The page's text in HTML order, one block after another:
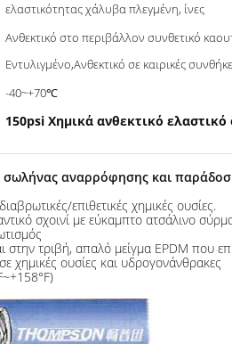
ελαστικότητας χάλυβα πλεγμένη, ίνες
Ανθεκτικό στο περιβάλλον συνθετικό
Εντυλιγμένο,Ανθεκτικό σε καιρικές
-40~+70℃
150psi Χημικά ανθεκτικό
σωλήνας αναρρόφησης και
επιθετικές χημικές ουσίες.
σχοινί με εύκαμπτο ατσάλινο
στην τριβή, απαλό μείγμα EPDM που
χημικές ουσίες και υδρογονάνθρακες